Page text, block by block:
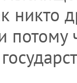
никто
потому